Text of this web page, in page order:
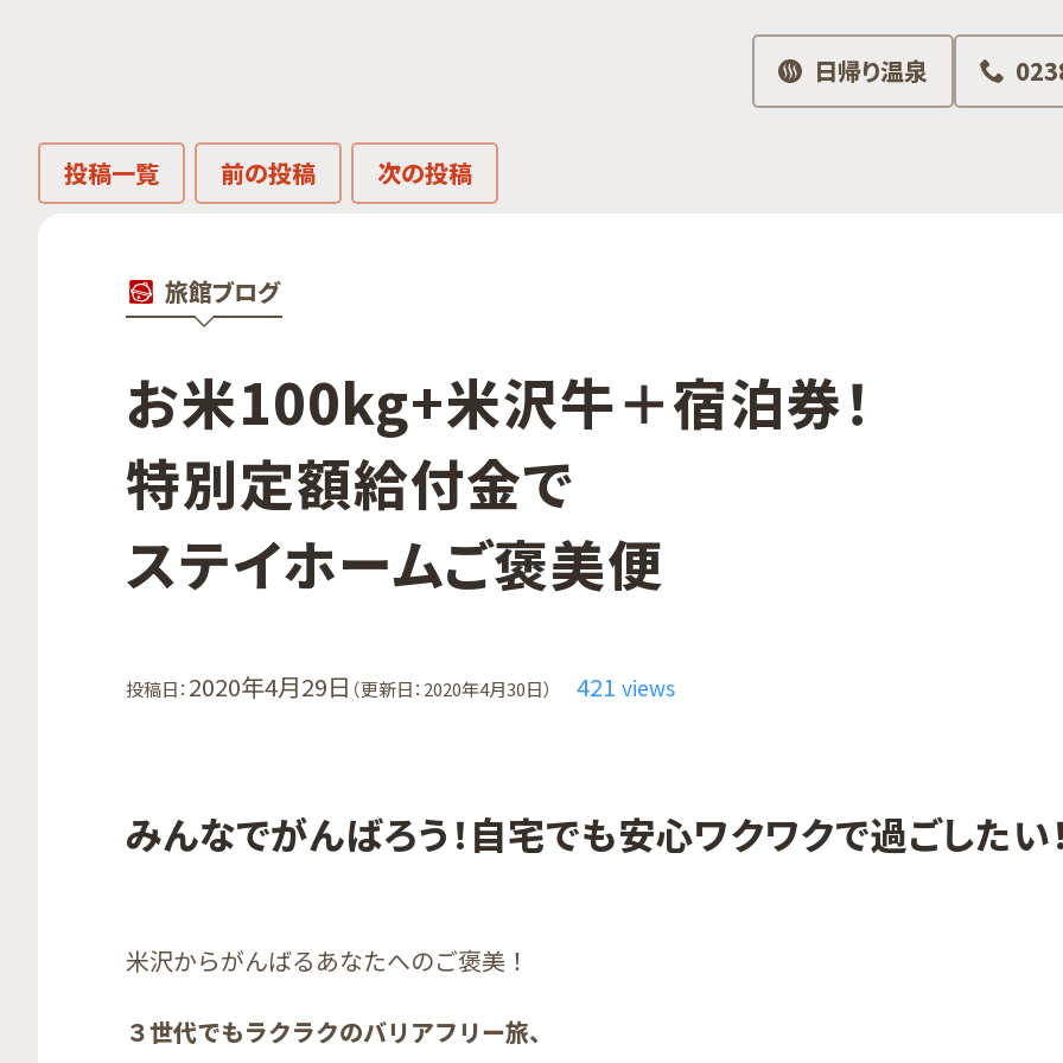
日帰り温泉
投稿一覧 前の投稿 次の投稿
旅館ブログ
お米100kg+米沢牛＋​宿泊券！​
特別定額給付金で​
ステイホームご褒美便
投稿日： 2020年4月29日 （更新日：2020年4月30日） 421 views
みんなでがんばろう！自宅でも安心ワクワクで過ごしたい
米沢からがんばるあなたへのご褒美！
３世代でもラクラクのバリアフリー旅、